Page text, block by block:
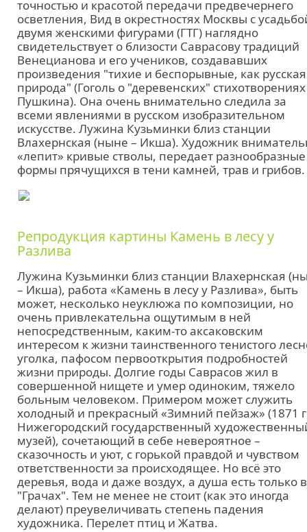
точностью и красотой передачи предвечернего
осветления, Вид в окрестностях Москвы с
двумя женскими фигурами (ГТГ) наглядно
свидетельствует о близости Саврасову традиций
Венецианова и его учеников, создававших
произведения "тихие и беспорывные, как русская
природа" (Гоголь о "деревенских" стихотворениях
Пушкина). Она очень внимательно следила за
всеми явлениями в русском изобразительном
искусстве. Лужина Кузьминки близ станции
Влахернская (ныне – Икша). Художник
«лепит» кривые стволы, передает разнообразные
формы прячущихся в тени камней, трав и грибов.
Репродукция картины Камень в лесу у
Разлива
Лужина Кузьминки близ станции Влахернская
– Икша), работа «Камень в лесу у Разлива», быть
может, несколько неуклюжа по композиции, но
очень привлекательна ощутимым в ней
непосредственным, каким-то аксаковским
интересом к жизни таинственного тенистого
уголка, пафосом первооткрытия подробностей
жизни природы. Долгие годы Саврасов жил в
совершенной нищете и умер одиноким, тяжело
больным человеком. Примером может служить
холодный и прекрасный «Зимний пейзаж» (1871
Нижегородский государственный
музей), сочетающий в себе невероятное –
сказочность и уют, с горькой правдой и чувством
ответственности за происходящее. Но всё это
деревья, вода и даже воздух, а душа есть только в
"Грачах". Тем не менее не стоит (как это иногда
делают) преувеличивать степень падения
художника. Перелет птиц и Жатва.